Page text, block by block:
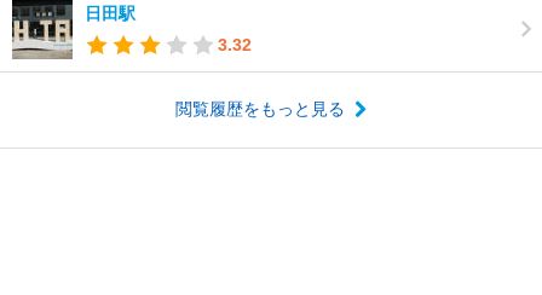
日田駅
3.32
閲覧履歴をもっと見る